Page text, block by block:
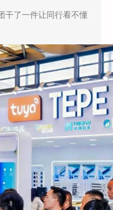
干了一件让同行看不懂